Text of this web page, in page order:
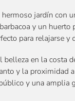
jardín con
y un
para relajarse y
belleza en la costa
y la proximidad
y una amplia